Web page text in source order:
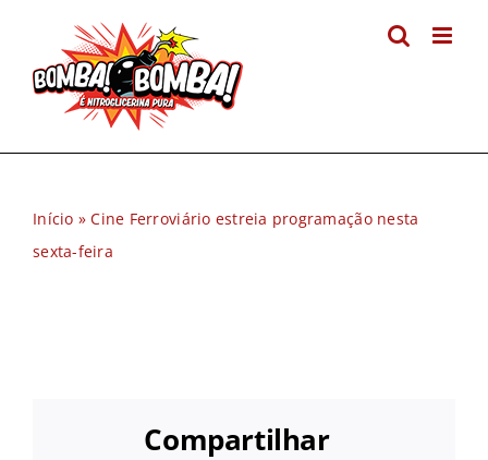
conteúdo
Início »Cine Ferroviário estreia programação nesta
sexta-feira
Compartilhar